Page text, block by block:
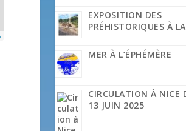
EXPOSITION DES
PRÉHISTORIQUES À
MER À L’ÉPHÉMÈRE
CIRCULATION À NICE
13 JUIN 2025